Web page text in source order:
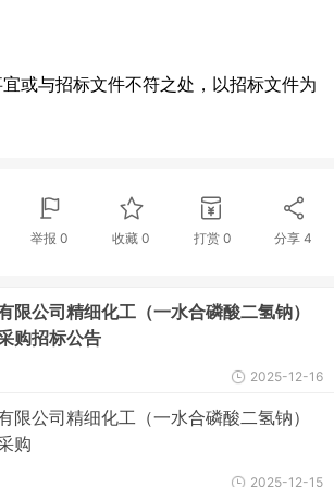
或与招标文件不符之处，以招标文件为
举报 0 收藏 0 打赏 0 分享4
限公司精细化工（一水合磷酸二氢钠）
购招标公告
2025-12-16
限公司精细化工（一水合磷酸二氢钠）
购
2025-12-15